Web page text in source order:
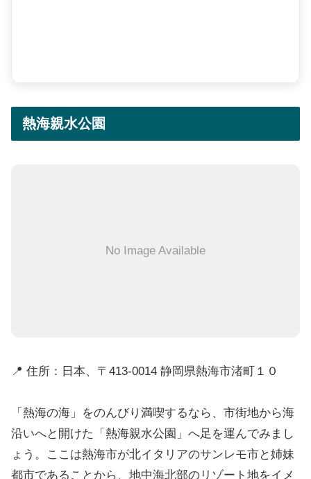
熱海親水公園
No Image Available
📍 住所：日本、〒413-0014 静岡県熱海市渚町１０
「熱海の海」をのんびり満喫するなら、市街地から海
沿いへと開けた「熱海親水公園」へ足を運んでみまし
ょう。ここは熱海市が北イタリアのサンレモ市と姉妹
都市であることから、地中海北部のリゾート地をイメ